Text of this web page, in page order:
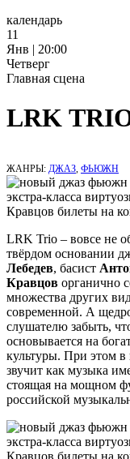
календарь
11
Янв | 20:00
Четверг
Главная сцена
LRK
ЖАНРЫ: ДЖАЗ, ФЬЮЖН
LRK Trio – вовсе не
твёрдом основании
Лебедев, басист
Кравцов органично
множества других
современной. А
слушателю забыть,
основывается на
культуры. При этом в
звучит как музыка
стоящая на мощном
российской